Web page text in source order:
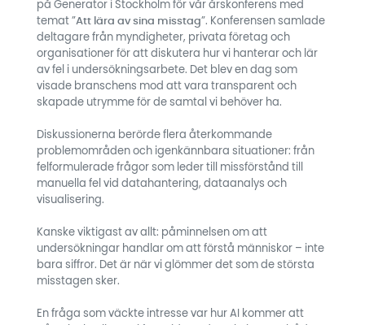
på Generator i Stockholm för vår årskonferens med
temat ”Att lära av sina misstag”. Konferensen samlade
deltagare från myndigheter, privata företag och
organisationer för att diskutera hur vi hanterar och lär
av fel i undersökningsarbete. Det blev en dag som
visade branschens mod att vara transparent och
skapade utrymme för de samtal vi behöver ha.
Diskussionerna berörde flera återkommande
problemområden och igenkännbara situationer: från
felformulerade frågor som leder till missförstånd till
manuella fel vid datahantering, dataanalys och
visualisering.
Kanske viktigast av allt: påminnelsen om att
undersökningar handlar om att förstå människor – inte
bara siffror. Det är när vi glömmer det som de största
misstagen sker.
En fråga som väckte intresse var hur AI kommer att